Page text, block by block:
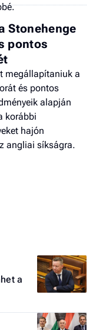
Stonehenge
pontos
megállapítaniuk a
és pontos
alapján
korábbi
hajón
angliai síkságra.
a